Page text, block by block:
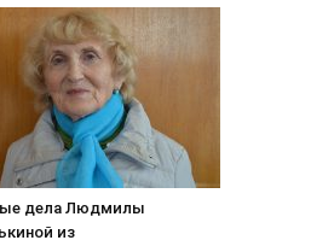
дела Людмилы
из